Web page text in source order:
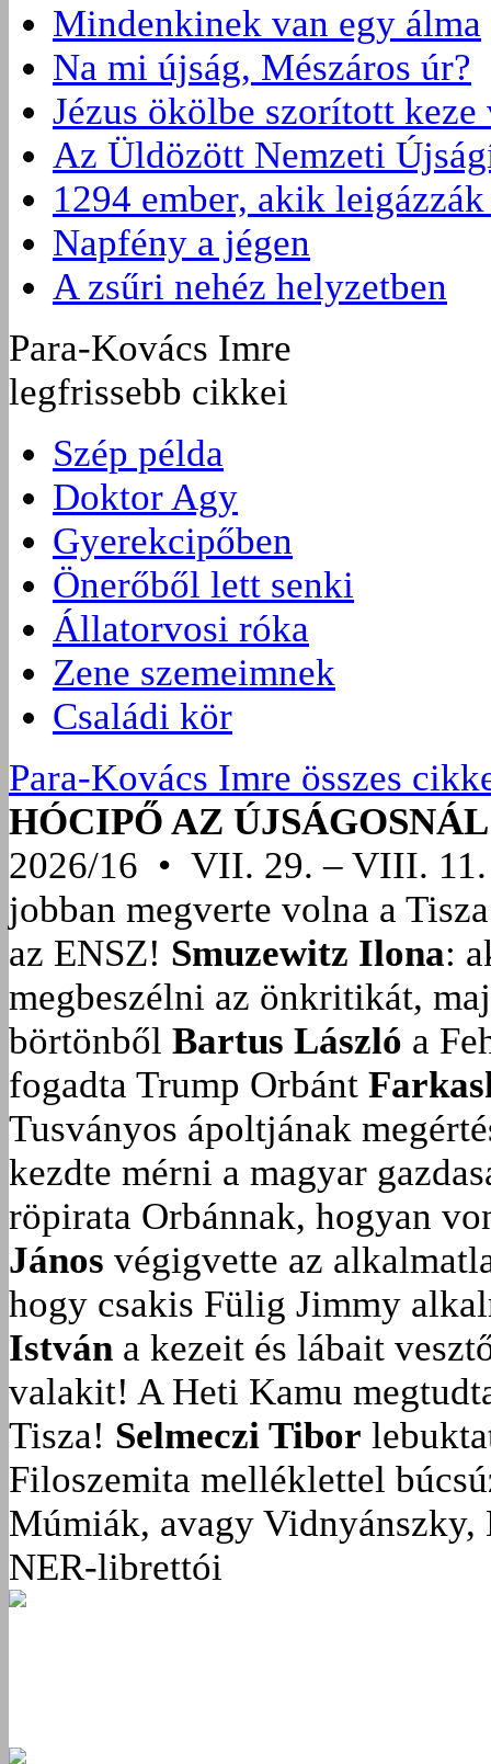
Mindenkinek van egy álma
Na mi újság, Mészáros úr?
Jézus ökölbe szorított keze
Az Üldözött Nemzeti
1294 ember, akik
Napfény a jégen
A zsűri nehéz helyzetben
Para-Kovács Imre
legfrissebb cikkei
Szép példa
Doktor Agy
Gyerekcipőben
Önerőből lett senki
Állatorvosi róka
Zene szemeimnek
Családi kör
Para-Kovács Imre összes
HÓCIPŐ AZ ÚJSÁGOSNÁL
2026/16 • VII. 29. – VIII. 11.
jobban megverte volna a
az ENSZ! Smuzewitz Ilona:
megbeszélni az önkritikát,
börtönből Bartus László a
fogadta Trump Orbánt
Tusványos ápoltjának
kezdte mérni a magyar
röpirata Orbánnak, hogyan
János végigvette az
hogy csakis Fülig Jimmy
István a kezeit és lábait
valakit! A Heti Kamu
Tisza! Selmeczi Tibor
Filoszemita melléklettel
Múmiák, avagy Vidnyánszky,
NER-librettói